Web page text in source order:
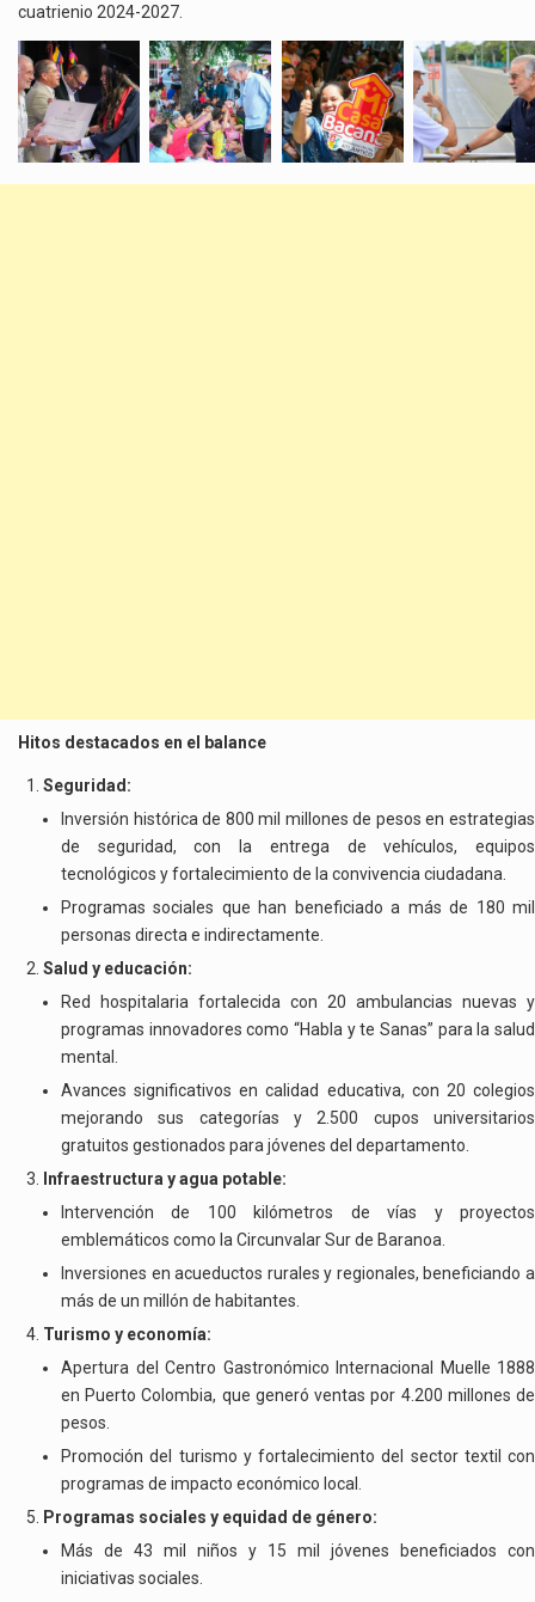
cuatrienio 2024-2027.
Hitos destacados en el balance
Seguridad:
Inversión histórica de 800 mil millones de pesos en estrategias
de seguridad, con la entrega de vehículos, equipos
tecnológicos y fortalecimiento de la convivencia ciudadana.
Programas sociales que han beneficiado a más de 180 mil
personas directa e indirectamente.
Salud y educación:
Red hospitalaria fortalecida con 20 ambulancias nuevas y
programas innovadores como “Habla y te Sanas” para la salud
mental.
Avances significativos en calidad educativa, con 20 colegios
mejorando sus categorías y 2.500 cupos universitarios
gratuitos gestionados para jóvenes del departamento.
Infraestructura y agua potable:
Intervención de 100 kilómetros de vías y proyectos
emblemáticos como la Circunvalar Sur de Baranoa.
Inversiones en acueductos rurales y regionales, beneficiando a
más de un millón de habitantes.
Turismo y economía:
Apertura del Centro Gastronómico Internacional Muelle 1888
en Puerto Colombia, que generó ventas por 4.200 millones de
pesos.
Promoción del turismo y fortalecimiento del sector textil con
programas de impacto económico local.
Programas sociales y equidad de género:
Más de 43 mil niños y 15 mil jóvenes beneficiados con
iniciativas sociales.